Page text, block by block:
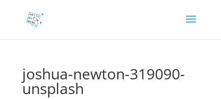
joshua-newton-319090-
unsplash